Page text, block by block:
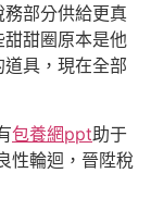
部分供給更真
甜圈原本是他
具，現在全部
包養網ppt助于
性輪迴，晉陞稅